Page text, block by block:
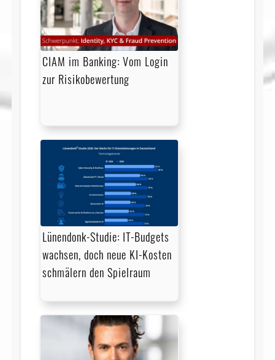
CIAM im Banking: Vom Login
zur Risikobewertung
Lünendonk-Studie: IT-Budgets
wachsen, doch neue KI-Kosten
schmälern den Spielraum